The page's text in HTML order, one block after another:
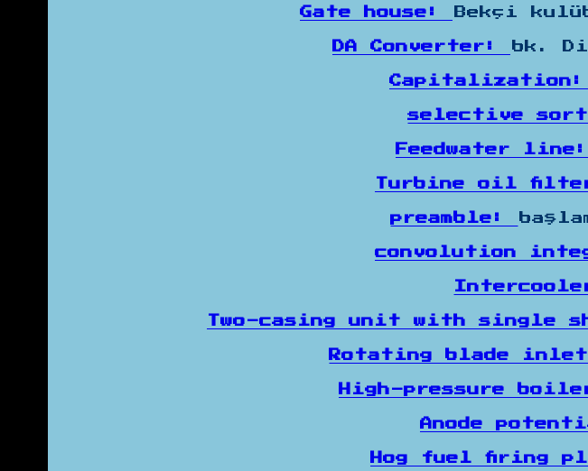
Gate house: Bekçi
DA Converter: bk.
selective
Feedwater
Turbine oil
preamble:
convolution
Two-casing unit with single
Rotating blade
High-pressure
Anode
Hog fuel firing